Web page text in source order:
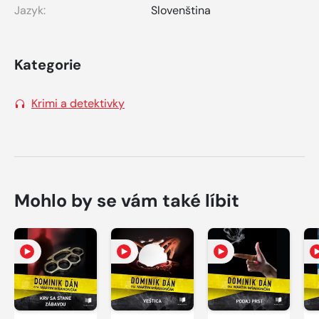
Jazyk:
Slovenština
Kategorie
Krimi a detektivky
Mohlo by se vám také líbit